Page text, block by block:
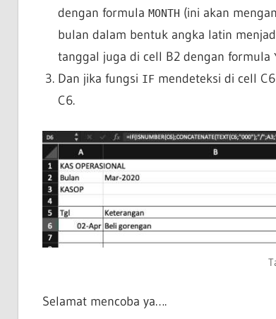
dengan formula MONTH (ini akan
bulan dalam bentuk angka latin
tanggal juga di cell B2 dengan formula
Dan jika fungsi IF mendeteksi di cell
C6.
Selamat mencoba ya….